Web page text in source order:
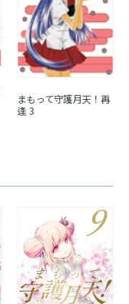
まもって守護月天！再
逢3